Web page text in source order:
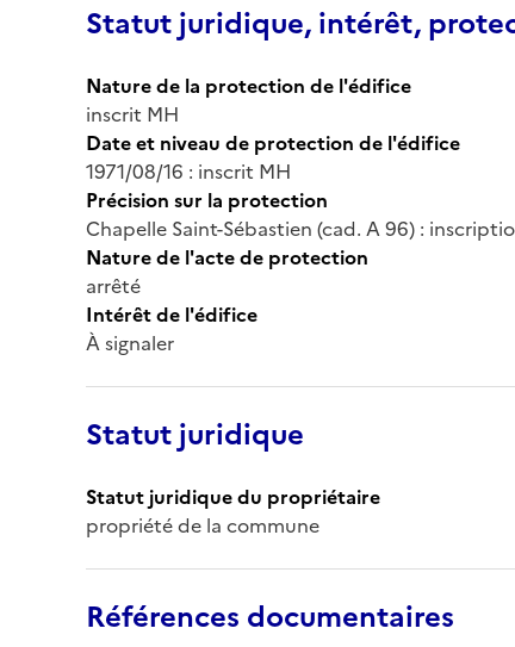
Statut juridique, intérêt,
Nature de la protection de l'édifice
inscrit MH
Date et niveau de protection de l'édifice
1971/08/16 : inscrit MH
Précision sur la protection
Chapelle Saint-Sébastien (cad. A 96) :
Nature de l'acte de protection
arrêté
Intérêt de l'édifice
À signaler
Statut juridique
Statut juridique du propriétaire
propriété de la commune
Références documentaires